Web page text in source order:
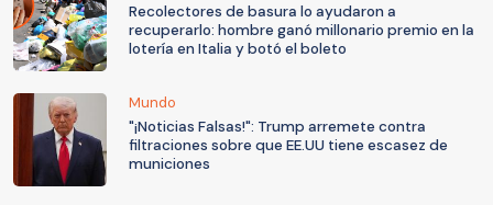
Recolectores de basura lo ayudaron a
recuperarlo: hombre ganó millonario premio en la
lotería en Italia y botó el boleto
Mundo
"¡Noticias Falsas!": Trump arremete contra
filtraciones sobre que EE.UU tiene escasez de
municiones